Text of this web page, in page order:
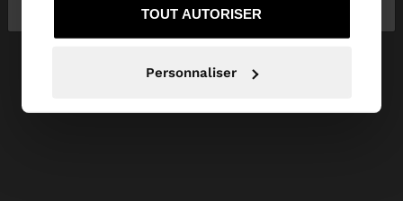
TOUT AUTORISER
Personnaliser